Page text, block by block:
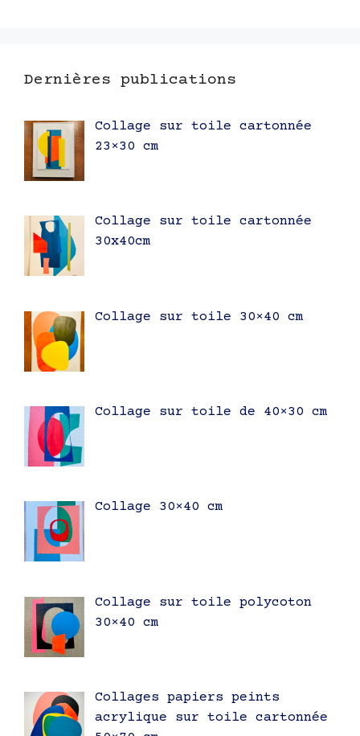
Dernières publications
Collage sur toile cartonnée
23×30 cm
Collage sur toile cartonnée
30x40cm
Collage sur toile 30×40 cm
Collage sur toile de 40×30 cm
Collage 30×40 cm
Collage sur toile polycoton
30×40 cm
Collages papiers peints
acrylique sur toile cartonnée